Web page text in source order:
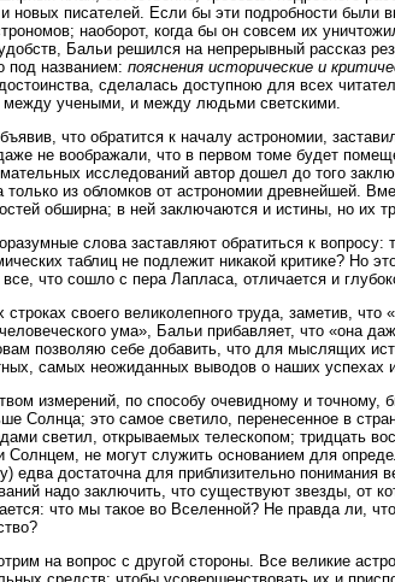
новых писателей. Если бы эти подробности были
наоборот, когда бы он совсем их
Бальи решился на непрерывный рассказ
под названием: пояснения исторические и
сделалась доступною для всех
между учеными, и между людьми светскими.
что обратится к началу астрономии,
не воображали, что в первом томе будет
исследований автор дошел до того
только из обломков от астрономии древнейшей.
обширна; в ней заключаются и истины, но их
слова заставляют обратиться к
таблиц не подлежит никакой критике? Но
что сошло с пера Лапласа, отличается и
строках своего великолепного труда, заметив,
ума», Бальи прибавляет, что «она
позволяю себе добавить, что для мыслящих
самых неожиданных выводов о наших успехах
измерений, по способу очевидному и
Солнца; это самое светило, перенесенное в
светил, открываемых телескопом; тридцать
Солнцем, не могут служить основанием для
едва достаточна для приблизительно понимания
надо заключить, что существуют звезды, от
что мы такое во Вселенной? Не правда ли,
на вопрос с другой стороны. Все великие